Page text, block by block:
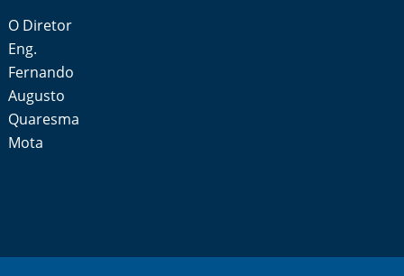
O Diretor
Eng.
Fernando
Augusto
Quaresma
Mota